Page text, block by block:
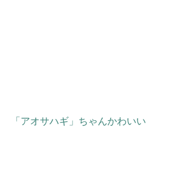
「アオサハギ」ちゃんかわいい